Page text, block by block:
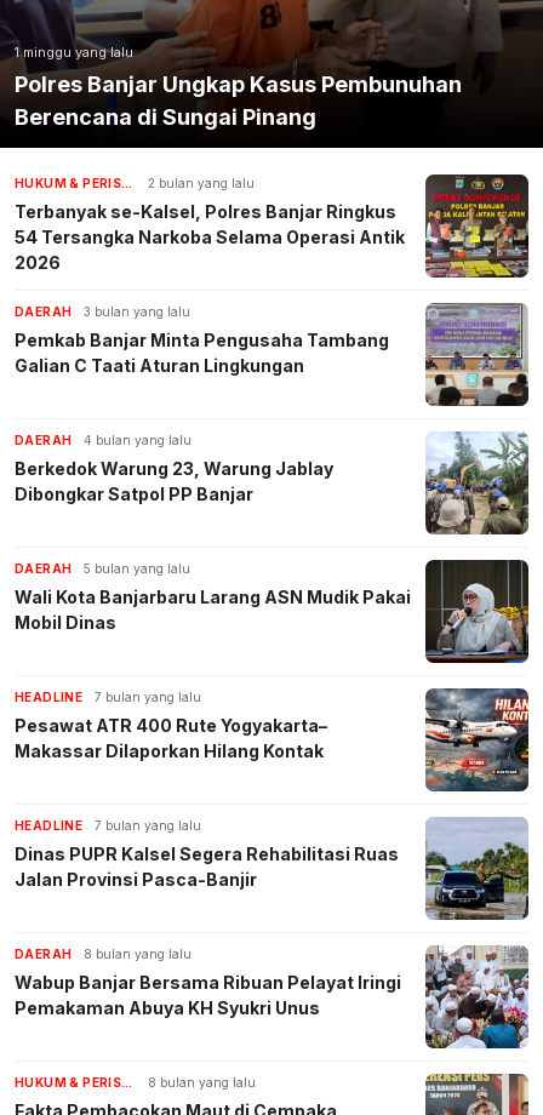
1 minggu yang lalu
Polres Banjar Ungkap Kasus Pembunuhan
Berencana di Sungai Pinang
HUKUM & PERISTIWA 2 bulan yang lalu
Terbanyak se-Kalsel, Polres Banjar Ringkus
54 Tersangka Narkoba Selama Operasi Antik
2026
DAERAH 3 bulan yang lalu
Pemkab Banjar Minta Pengusaha Tambang
Galian C Taati Aturan Lingkungan
DAERAH 4 bulan yang lalu
Berkedok Warung 23, Warung Jablay
Dibongkar Satpol PP Banjar
DAERAH 5 bulan yang lalu
Wali Kota Banjarbaru Larang ASN Mudik Pakai
Mobil Dinas
HEADLINE 7 bulan yang lalu
Pesawat ATR 400 Rute Yogyakarta–
Makassar Dilaporkan Hilang Kontak
HEADLINE 7 bulan yang lalu
Dinas PUPR Kalsel Segera Rehabilitasi Ruas
Jalan Provinsi Pasca-Banjir
DAERAH 8 bulan yang lalu
Wabup Banjar Bersama Ribuan Pelayat Iringi
Pemakaman Abuya KH Syukri Unus
HUKUM & PERISTIWA 8 bulan yang lalu
Fakta Pembacokan Maut di Cempaka